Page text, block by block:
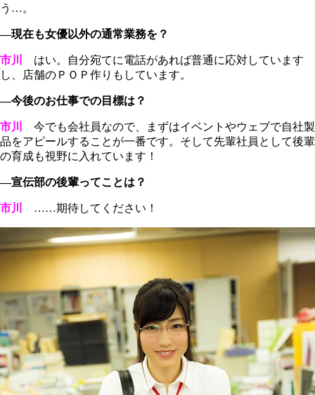
う…。
―現在も女優以外の通常業務を？
市川
はい。自分宛てに電話があれば普通に応対しています
し、店舗のＰＯＰ作りもしています。
―今後のお仕事での目標は？
市川
今でも会社員なので、まずはイベントやウェブで自社製
品をアピールすることが一番です。そして先輩社員として後輩
の育成も視野に入れています！
―宣伝部の後輩ってことは？
市川 ……期待してください！